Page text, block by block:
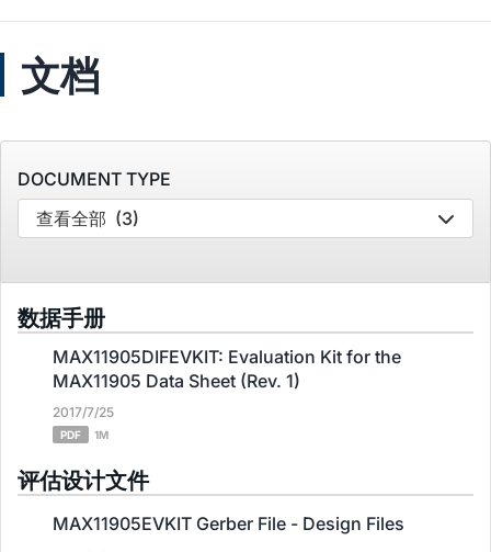
文档
DOCUMENT TYPE
查看全部 (3)
数据手册
MAX11905DIFEVKIT: Evaluation Kit for the
MAX11905 Data Sheet (Rev. 1)
2017/7/25
PDF 1M
评估设计文件
MAX11905EVKIT Gerber File - Design Files